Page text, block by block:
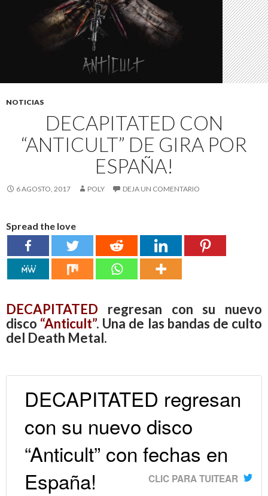
NOTICIAS
DECAPITATED CON
“ANTICULT” DE GIRA POR
ESPAÑA!
6 AGOSTO, 2017 POLY DEJA UN COMENTARIO
Spread the love
DECAPITATED regresan con su nuevo
disco “Anticult”. Una de las bandas de culto
del Death Metal.
DECAPITATED regresan
con su nuevo disco
“Anticult” con fechas en
España!
CLIC PARA TUITEAR